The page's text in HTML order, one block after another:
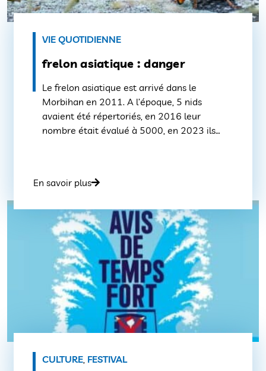
VIE QUOTIDIENNE
frelon asiatique : danger
Le frelon asiatique est arrivé dans le
Morbihan en 2011. A l’époque, 5 nids
avaient été répertoriés, en 2016 leur
nombre était évalué à 5000, en 2023 ils
de réagir que l’on soit une […]
En savoir plus
CULTURE, FESTIVAL